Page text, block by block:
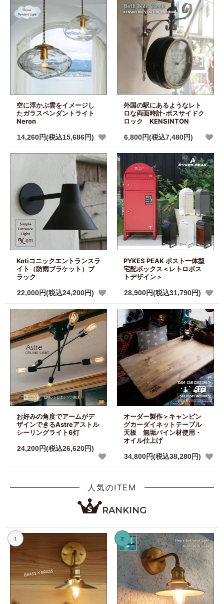
空に浮かぶ雲をイメージし
たガラスペンダントライト
Neron
14,260円(税込15,686円)
外国の駅にあるようなレト
ロな両面時計-ボスサイドク
ロック KENSINTON
6,800円(税込7,480円)
Kotiコニックエントランスラ
イト（防雨ブラケット）ブ
ラック
22,000円(税込24,200円)
PYKES PEAK ポスト一体型
宅配ボックス＜レトロポス
トデザイン＞
28,900円(税込31,790円)
お好みの角度でアームがデ
ザインできるAstreアストル
シーリングライト6灯
24,200円(税込26,620円)
オーダー製作＞キャンピン
グカーダイネットテーブル
天板 無垢パイン材使用・
オイル仕上げ
34,800円(税込38,280円)
人気のITEM
RANKING
1 2